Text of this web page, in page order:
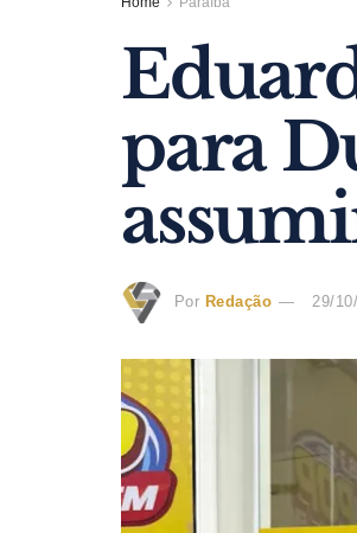
para
Por Redação 29/